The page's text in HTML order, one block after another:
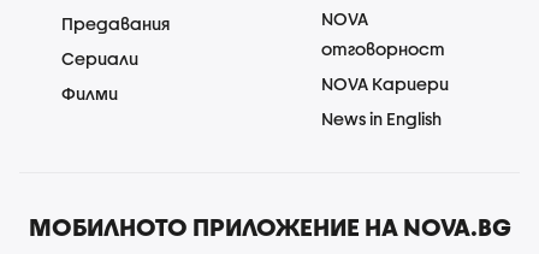
Предавания
Сериали
Филми
NOVA
отговорност
NOVA Кариери
News in English
МОБИЛНОТО ПРИЛОЖЕНИЕ НА NOVA.BG